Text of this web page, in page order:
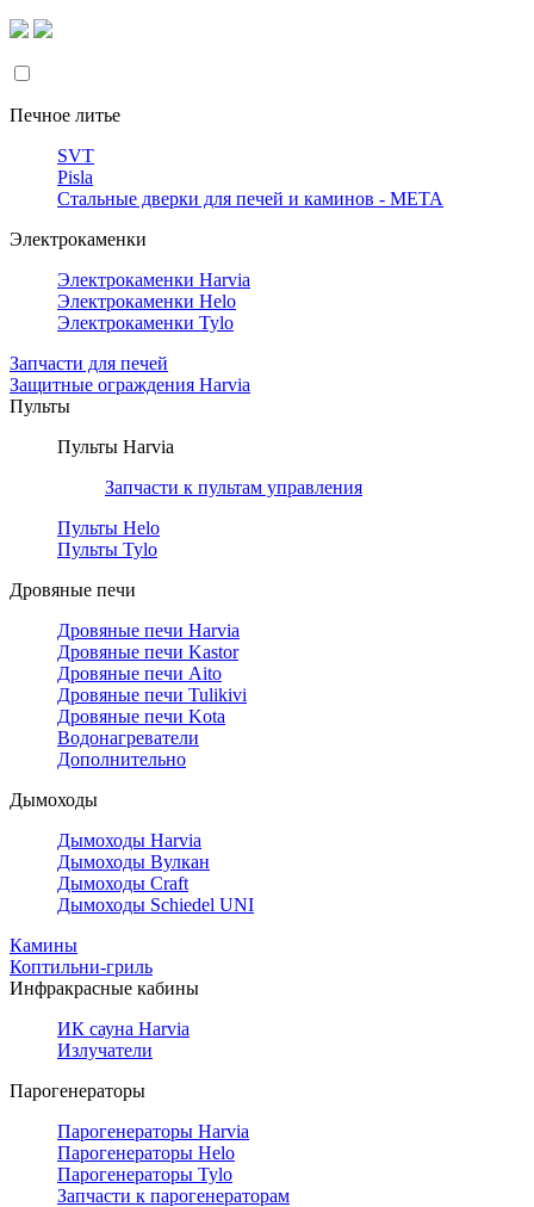
Печное литье
SVT
Pisla
Стальные дверки для печей и каминов - META
Электрокаменки
Электрокаменки Harvia
Электрокаменки Helo
Электрокаменки Tylo
Запчасти для печей
Защитные ограждения Harvia
Пульты
Пульты Harvia
Запчасти к пультам управления
Пульты Helo
Пульты Tylo
Дровяные печи
Дровяные печи Harvia
Дровяные печи Kastor
Дровяные печи Aito
Дровяные печи Tulikivi
Дровяные печи Kota
Водонагреватели
Дополнительно
Дымоходы
Дымоходы Harvia
Дымоходы Вулкан
Дымоходы Craft
Дымоходы Schiedel UNI
Камины
Коптильни-гриль
Инфракрасные кабины
ИК сауна Harvia
Излучатели
Парогенераторы
Парогенераторы Harvia
Парогенераторы Helo
Парогенераторы Tylo
Запчасти к парогенераторам